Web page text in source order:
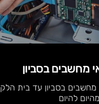
מחשבים בסביון
מחשבים בסביון עד בית
להיום